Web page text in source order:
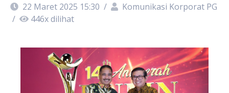
22 Maret 2025 15:30 /
Komunikasi Korporat PG
/
446x dilihat